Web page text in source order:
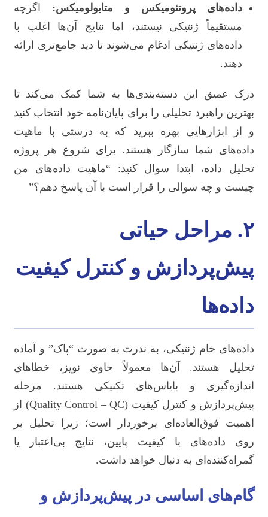
داده‌های پروتئومیکس و متابولومیکس: اگرچه
مستقیماً ژنتیکی نیستند، اما نتایج آن‌ها اغلب با
داده‌های ژنتیکی ادغام می‌شوند تا دید جامع‌تری ارائه
دهند.
درک عمیق این دسته‌بندی‌ها به شما کمک می‌کند تا
بهترین راهبرد تحلیلی را برای پایان‌نامه خود انتخاب کنید
و از ابزارهایی بهره ببرید که به درستی با ماهیت
داده‌های شما سازگار هستند. برای شروع هر پروژه
تحلیل داده، ابتدا سوال کنید: “ماهیت داده‌های من
چیست و چه سوالی را قرار است با آن پاسخ دهم؟”
۲. مراحل حیاتی
پیش‌پردازش و کنترل کیفیت
داده‌ها
داده‌های خام ژنتیکی، به ندرت به صورت “پاک” و آماده
تحلیل هستند. آن‌ها معمولاً حاوی نویز، خطاهای
اندازه‌گیری و بایاس‌های تکنیکی هستند. مرحله
پیش‌پردازش و کنترل کیفیت (Quality Control – QC) از
اهمیت فوق‌العاده‌ای برخوردار است؛ زیرا تحلیل بر
روی داده‌های با کیفیت پایین، نتایج بی‌اعتبار یا
گمراه‌کننده‌ای به دنبال خواهد داشت.
گام‌های اساسی در پیش‌پردازش و